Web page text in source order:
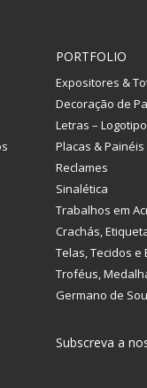
PORTFOLIO
Expositores &
Decoração de
Letras –
Placas & Painéis
Reclames
Sinalética
Trabalhos em
Crachás,
Telas, Tecidos e
Troféus,
Germano de
Subscreva a